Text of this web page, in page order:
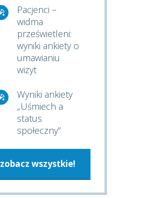
Pacjenci –
widma
prześwietleni:
wyniki ankiety o
umawianiu
wizyt
Wyniki ankiety
„Uśmiech a
status
społeczny”
zobacz wszystkie!